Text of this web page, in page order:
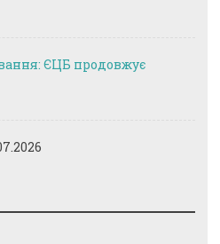
ЄЦБ продовжує